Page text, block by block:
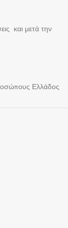
και μετά την
Ελλάδος